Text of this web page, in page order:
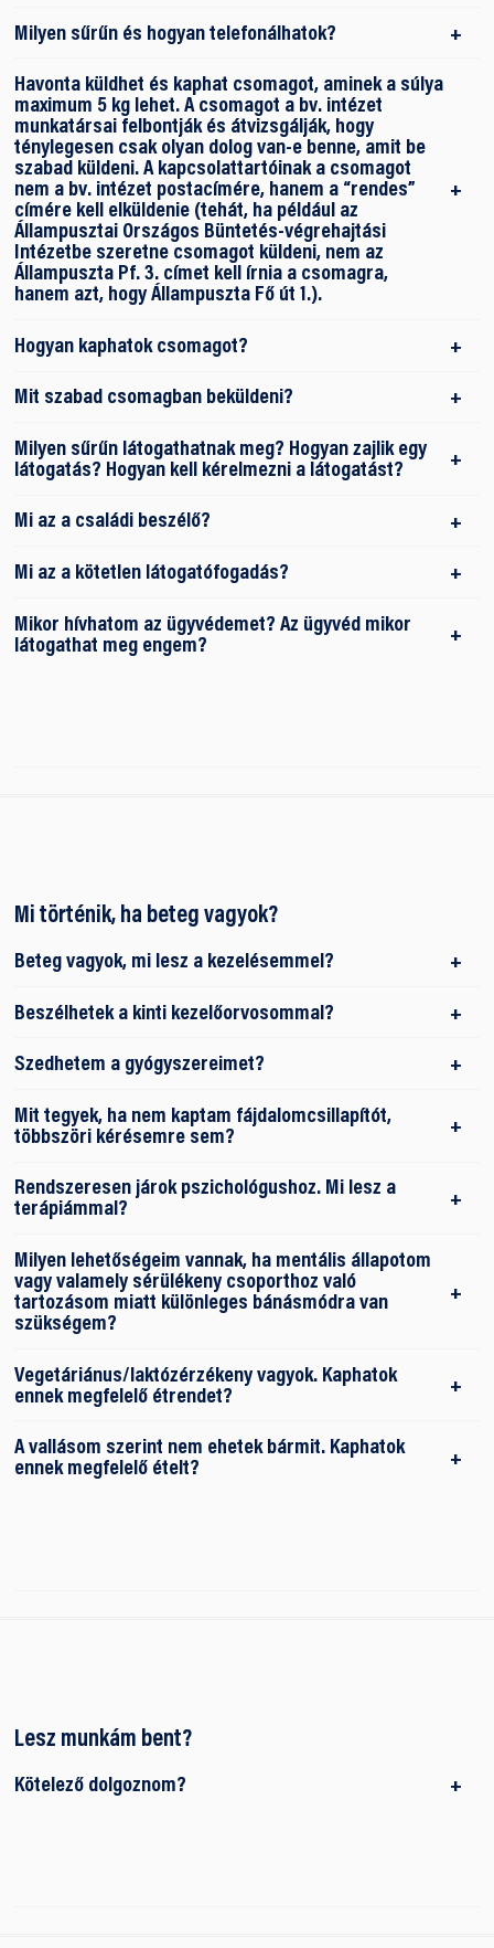
Milyen sűrűn és hogyan telefonálhatok?
Havonta küldhet és kaphat csomagot, aminek a súlya
maximum 5 kg lehet. A csomagot a bv. intézet
munkatársai felbontják és átvizsgálják, hogy
ténylegesen csak olyan dolog van-e benne, amit be
szabad küldeni. A kapcsolattartóinak a csomagot
nem a bv. intézet postacímére, hanem a “rendes”
címére kell elküldenie (tehát, ha például az
Állampusztai Országos Büntetés-végrehajtási
Intézetbe szeretne csomagot küldeni, nem az
Állampuszta Pf. 3. címet kell írnia a csomagra,
hanem azt, hogy Állampuszta Fő út 1.).
Hogyan kaphatok csomagot?
Mit szabad csomagban beküldeni?
Milyen sűrűn látogathatnak meg? Hogyan zajlik egy
látogatás? Hogyan kell kérelmezni a látogatást?
Mi az a családi beszélő?
Mi az a kötetlen látogatófogadás?
Mikor hívhatom az ügyvédemet? Az ügyvéd mikor
látogathat meg engem?
Mi történik, ha beteg vagyok?
Beteg vagyok, mi lesz a kezelésemmel?
Beszélhetek a kinti kezelőorvosommal?
Szedhetem a gyógyszereimet?
Mit tegyek, ha nem kaptam fájdalomcsillapítót,
többszöri kérésemre sem?
Rendszeresen járok pszichológushoz. Mi lesz a
terápiámmal?
Milyen lehetőségeim vannak, ha mentális állapotom
vagy valamely sérülékeny csoporthoz való
tartozásom miatt különleges bánásmódra van
szükségem?
Vegetáriánus/laktózérzékeny vagyok. Kaphatok
ennek megfelelő étrendet?
A vallásom szerint nem ehetek bármit. Kaphatok
ennek megfelelő ételt?
Lesz munkám bent?
Kötelező dolgoznom?